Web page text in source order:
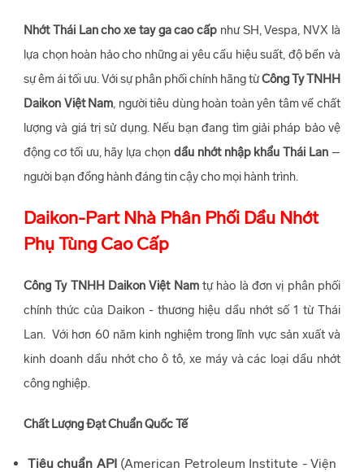
Nhớt Thái Lan cho xe tay ga cao cấp như SH, Vespa, NVX là
lựa chọn hoàn hảo cho những ai yêu cầu hiệu suất, độ bền và
sự êm ái tối ưu. Với sự phân phối chính hãng từCông Ty TNHH
Daikon Việt Nam , người tiêu dùng hoàn toàn yên tâm về chất
lượng và giá trị sử dụng. Nếu bạn đang tìm giải pháp bảo vệ
động cơ tối ưu, hãy lựa chọn dầu nhớt nhập khẩu Thái Lan –
người bạn đồng hành đáng tin cậy cho mọi hành trình.
Daikon-Part Nhà Phân Phối Dầu Nhớt
Phụ Tùng Cao Cấp
Công Ty TNHH Daikon Việt Namtự hào là đơn vị phân phối
chính thức của Daikon - thương hiệu dầu nhớt số 1 từ Thái
Lan. Với hơn 60 năm kinh nghiệm trong lĩnh vực sản xuất và
kinh doanh dầu nhớt cho ô tô, xe máy và các loại dầu nhớt
công nghiệp.
Chất Lượng Đạt Chuẩn Quốc Tế
Tiêu chuẩn API(American Petroleum Institute - Viện